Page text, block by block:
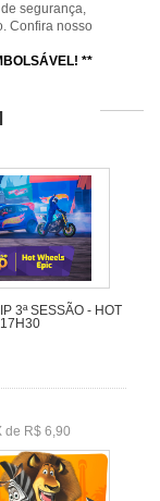
segurança,
Confira nosso
**
3ª SESSÃO - HOT
de R$ 6,90